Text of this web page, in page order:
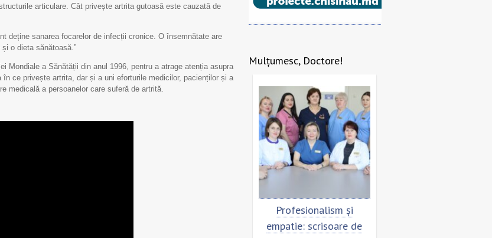
articulare. Cât privește artrita gutoasă este cauzată de
deține sanarea focarelor de infecții cronice. O însemnătate are
o dieta sănătoasă.”
Mondiale a Sănătății din anul 1996, pentru a atrage atenția asupra
ce privește artrita, dar și a uni eforturile medicilor, pacienților și a
medicală a persoanelor care suferă de artrită.
Mulțumesc, Doctore!
Profesionalism și
empatie: scrisoare de